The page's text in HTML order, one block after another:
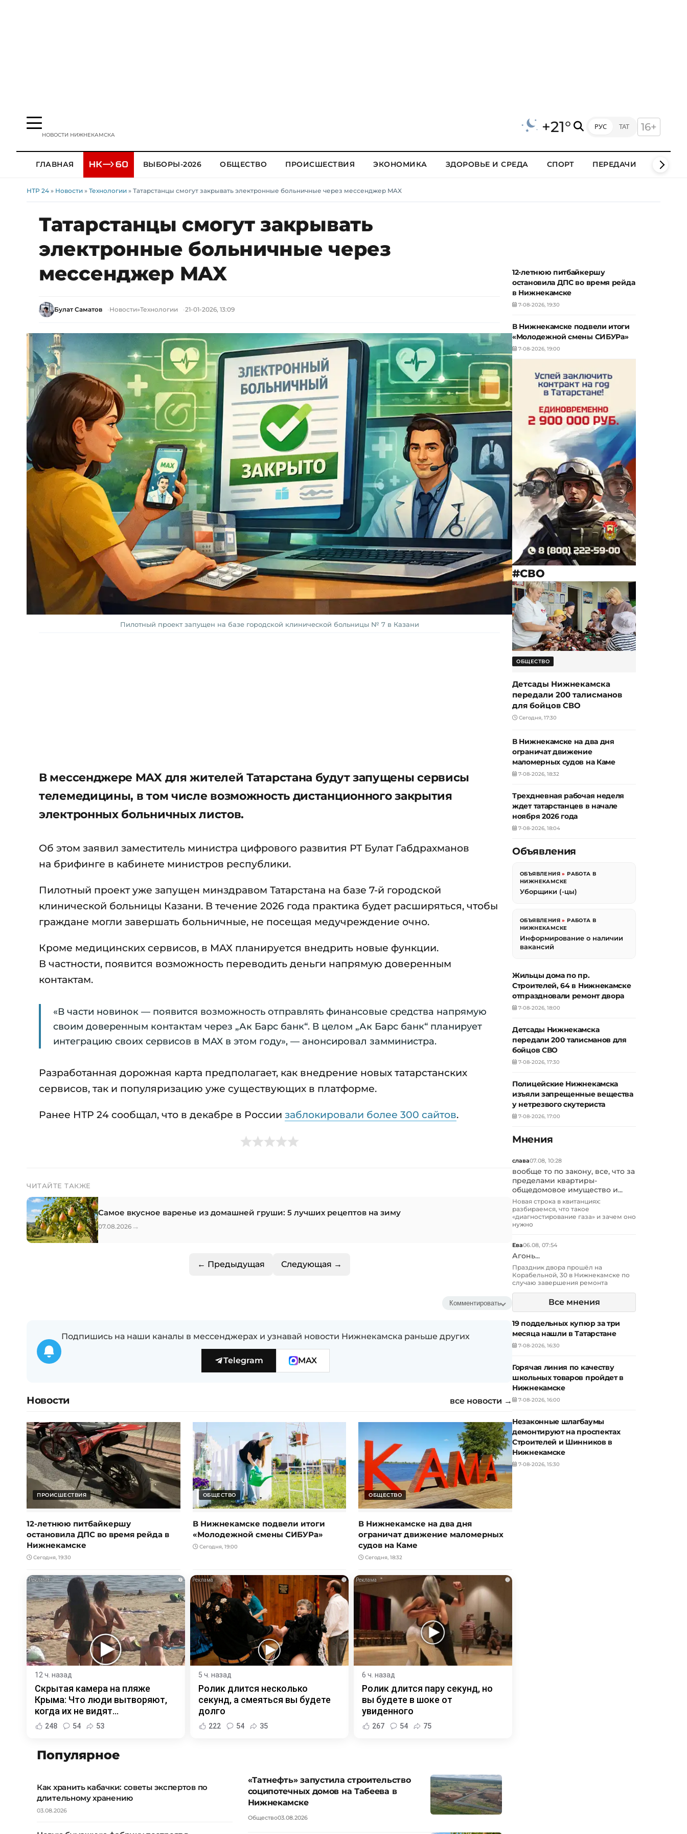
НОВОСТИ НИЖНЕКАМСКА +21° РУС ТАТ 16+
ГЛАВНАЯ ВЫБОРЫ-2026 ОБЩЕСТВО ПРОИСШЕСТВИЯ ЭКОНОМИКА ЗДОРОВЬЕ И СРЕДА СПОРТ ПЕРЕДАЧИ КЛИПЫ
НТР 24 » Новости » Технологии » Татарстанцы смогут закрывать электронные больничные через мессенджер MAX
Татарстанцы смогут закрывать
электронные больничные через
мессенджер MAX
Булат Саматов Новости»Технологии 21-01-2026, 13:09
Пилотный проект запущен на базе городской клинической больницы № 7 в Казани
В мессенджере MAX для жителей Татарстана будут запущены сервисы
телемедицины, в том числе возможность дистанционного закрытия
электронных больничных листов.
Об этом заявил заместитель министра цифрового развития РТ Булат Габдрахманов
на брифинге в кабинете министров республики.
Пилотный проект уже запущен минздравом Татарстана на базе 7-й городской
клинической больницы Казани. В течение 2026 года практика будет расширяться, чтобы
граждане могли завершать больничные, не посещая медучреждение очно.
Кроме медицинских сервисов, в MAX планируется внедрить новые функции.
В частности, появится возможность переводить деньги напрямую доверенным
контактам.
«В части новинок — появится возможность отправлять финансовые средства напрямую
своим доверенным контактам через „Ак Барс банк“. В целом „Ак Барс банк“ планирует
интеграцию своих сервисов в MAX в этом году», — анонсировал замминистра.
Разработанная дорожная карта предполагает, как внедрение новых татарстанских
сервисов, так и популяризацию уже существующих в платформе.
Ранее НТР 24 сообщал, что в декабре в России заблокировали более 300 сайтов.
ЧИТАЙТЕ ТАКЖЕ
Самое вкусное варенье из домашней груши: 5 лучших рецептов на зиму
07.08.2026 →
← Предыдущая Следующая →
Комментировать
Подпишись на наши каналы в мессенджерах и узнавай новости Нижнекамска раньше других
Telegram MAX
Новости все новости →
ПРОИСШЕСТВИЯ
12-летнюю питбайкершу
остановила ДПС во время рейда в
Нижнекамске
Сегодня, 19:30
ОБЩЕСТВО
В Нижнекамске подвели итоги
«Молодежной смены СИБУРа»
Сегодня, 19:00
ОБЩЕСТВО
В Нижнекамске на два дня
ограничат движение маломерных
судов на Каме
Сегодня, 18:32
i
12 ч. назад
Скрытая камера на пляже
Крыма: Что люди вытворяют,
когда их не видят...
248 54 53
i
5 ч. назад
Ролик длится несколько
секунд, а смеяться вы будете
долго
222 54 35
i
6 ч. назад
Ролик длится пару секунд, но
вы будете в шоке от
увиденного
267 54 75
Популярное
Как хранить кабачки: советы экспертов по
длительному хранению
03.08.2026
«Татнефть» запустила строительство
соципотечных домов на Табеева в
Нижнекамске
Общество03.08.2026
12-летнюю питбайкершу
остановила ДПС во время рейда
в Нижнекамске
7-08-2026, 19:30
В Нижнекамске подвели итоги
«Молодежной смены СИБУРа»
7-08-2026, 19:00
#СВО
ОБЩЕСТВО
Детсады Нижнекамска
передали 200 талисманов
для бойцов СВО
Сегодня, 17:30
В Нижнекамске на два дня
ограничат движение
маломерных судов на Каме
7-08-2026, 18:32
Трехдневная рабочая неделя
ждет татарстанцев в начале
ноября 2026 года
7-08-2026, 18:04
Объявления
ОБЪЯВЛЕНИЯ »РАБОТА В
НИЖНЕКАМСКЕ
Уборщики (-цы)
ОБЪЯВЛЕНИЯ »РАБОТА В
НИЖНЕКАМСКЕ
Информирование о наличии
вакансий
Жильцы дома по пр.
Строителей, 64 в Нижнекамске
отпраздновали ремонт двора
7-08-2026, 18:00
Детсады Нижнекамска
передали 200 талисманов для
бойцов СВО
7-08-2026, 17:30
Полицейские Нижнекамска
изъяли запрещенные вещества
у нетрезвого скутериста
7-08-2026, 17:00
Мнения
слава07.08, 10:28
вообще то по закону, все, что за
пределами квартиры-
общедомовое имущество и...
Новая строка в квитанциях:
разбираемся, что такое
«диагностирование газа» и зачем оно
нужно
Ева06.08, 07:54
Агонь...
Праздник двора прошёл на
Корабельной, 30 в Нижнекамске по
случаю завершения ремонта
Все мнения
19 поддельных купюр за три
месяца нашли в Татарстане
7-08-2026, 16:30
Горячая линия по качеству
школьных товаров пройдет в
Нижнекамске
7-08-2026, 16:00
Незаконные шлагбаумы
демонтируют на проспектах
Строителей и Шинников в
Нижнекамске
7-08-2026, 15:30